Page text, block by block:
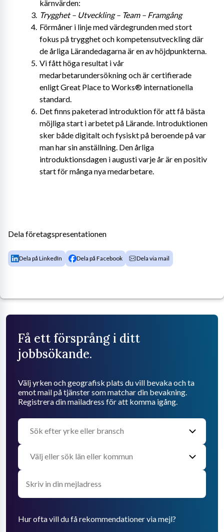
kärnvärden:
Trygghet – Utveckling – Team – Framgång
Förmåner i linje med värdegrunden med stort
fokus på trygghet och kompetensutveckling där
de årliga Lärandedagarna är en av höjdpunkterna.
Vi fått höga resultat i vår
medarbetarundersökning och är certifierade
enligt Great Place to Works® internationella
standard.
Det finns paketerad introduktion för att få bästa
möjliga start i arbetet på Lärande. Introduktionen
sker både digitalt och fysiskt på beroende på var
man har sin anställning. Den årliga
introduktionsdagen i augusti varje år är en positiv
start för många nya medarbetare.
Dela företagspresentationen
Dela på LinkedIn Dela på Facebook Dela via mail
Få ett försprång i ditt
jobbsökande.
Välj yrken och geografisk plats du vill bevaka och ta
emot mail på tjänster som matchar din bevakning.
Registrera din mailadress för att komma igång.
Hur ofta vill du få rekommendationer via mejl?